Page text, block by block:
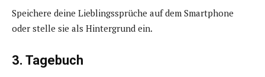
Speichere deine Lieblingssprüche auf dem Smartphone
oder stelle sie als Hintergrund ein.
3. Tagebuch